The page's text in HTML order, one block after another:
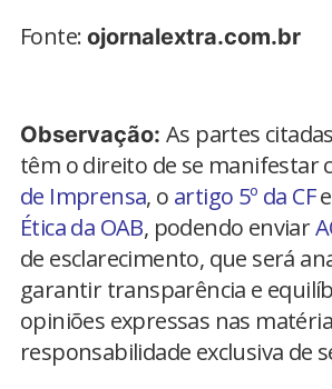
Fonte: ojornalextra.com.br
Observação: As partes
têm o direito de se manifestar
de Imprensa, o artigo 5º da CF
Ética da OAB, podendo enviar
de esclarecimento, que será
garantir transparência e
opiniões expressas nas
responsabilidade exclusiva de